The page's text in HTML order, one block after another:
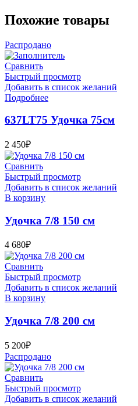
Похожие товары
Распродано
Сравнить
Быстрый просмотр
Добавить в список желаний
Подробнее
637LT75 Удочка 75см
2 450₽
Сравнить
Быстрый просмотр
Добавить в список желаний
В корзину
Удочка 7/8 150 см
4 680₽
Сравнить
Быстрый просмотр
Добавить в список желаний
В корзину
Удочка 7/8 200 см
5 200₽
Распродано
Сравнить
Быстрый просмотр
Добавить в список желаний